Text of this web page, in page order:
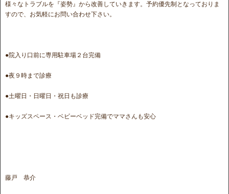
様々なトラブルを『姿勢』から改善していきます。予約優先制となっておりま
すので、お気軽にお問い合わせ下さい。
●院入り口前に専用駐車場２台完備
●夜９時まで診療
●土曜日・日曜日・祝日も診療
●キッズスペース・ベビーベッド完備でママさんも安心
藤戸 恭介